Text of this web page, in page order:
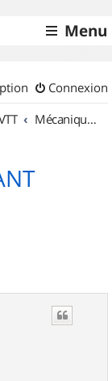
Menu
Connexion
Mécanique et Entretiens